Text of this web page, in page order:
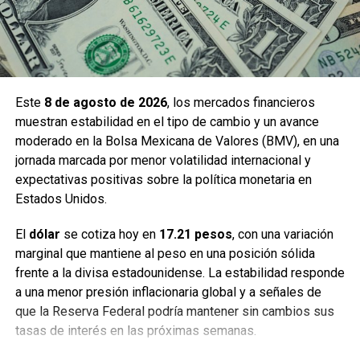
Este 8 de agosto de 2026, los mercados financieros
muestran estabilidad en el tipo de cambio y un avance
moderado en la Bolsa Mexicana de Valores (BMV), en una
jornada marcada por menor volatilidad internacional y
expectativas positivas sobre la política monetaria en
Estados Unidos.
El dólar se cotiza hoy en 17.21 pesos, con una variación
marginal que mantiene al peso en una posición sólida
frente a la divisa estadounidense. La estabilidad responde
a una menor presión inflacionaria global y a señales de
que la Reserva Federal podría mantener sin cambios sus
tasas de interés en las próximas semanas.